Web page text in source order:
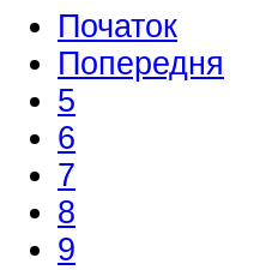
Початок
Попередня
5
6
7
8
9